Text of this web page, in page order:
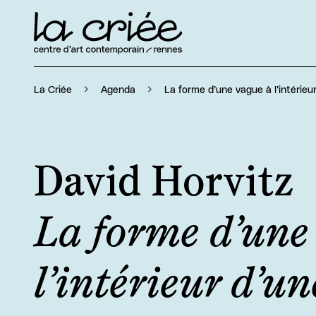
La Criée Agenda La forme d’une vague à
La forme
l’intérieur
David Horvitz